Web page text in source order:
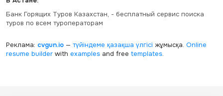
Банк Горящих Туров Казахстан, - бесплатный сервис поиска
туров по всем туроператорам
Реклама: cvgun.io— түйіндеме қазақша үлгісі жұмысқа. Online
resume builderwith examplesand free templates.